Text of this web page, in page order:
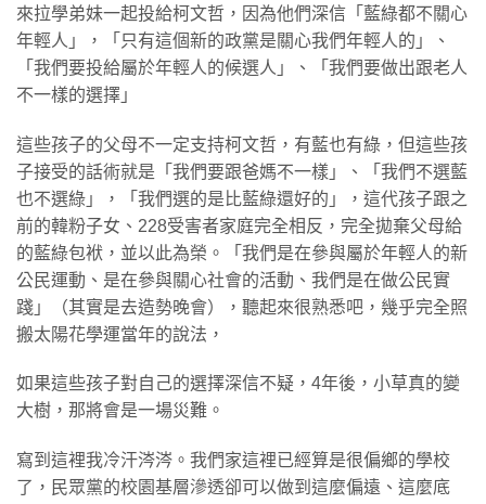
來拉學弟妹一起投給柯文哲，因為他們深信「藍綠都不關心
年輕人」，「只有這個新的政黨是關心我們年輕人的」、
「我們要投給屬於年輕人的候選人」、「我們要做出跟老人
不一樣的選擇」
這些孩子的父母不一定支持柯文哲，有藍也有綠，但這些孩
子接受的話術就是「我們要跟爸媽不一樣」、「我們不選藍
也不選綠」，「我們選的是比藍綠還好的」，這代孩子跟之
前的韓粉子女、228受害者家庭完全相反，完全拋棄父母給
的藍綠包袱，並以此為榮。「我們是在參與屬於年輕人的新
公民運動、是在參與關心社會的活動、我們是在做公民實
踐」（其實是去造勢晚會），聽起來很熟悉吧，幾乎完全照
搬太陽花學運當年的說法，
如果這些孩子對自己的選擇深信不疑，4年後，小草真的變
大樹，那將會是一場災難。
寫到這裡我冷汗涔涔。我們家這裡已經算是很偏鄉的學校
了，民眾黨的校園基層滲透卻可以做到這麼偏遠、這麼底